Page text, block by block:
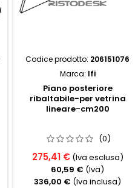
Codice prodotto: 206151076
Marca: Ifi
Piano posteriore
ribaltabile-per vetrina
lineare-cm200
(0)
275,41 € (Iva esclusa)
60,59 € (Iva)
336,00 € (Iva inclusa)